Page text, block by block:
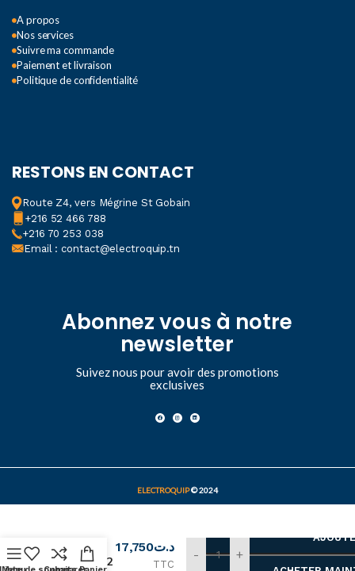
A propos
Nos services
Suivre ma commande
Paiement et livraison
Politique de confidentialité
RESTONS EN CONTACT
Route Z4, vers Mégrine St Gobain
+216 52 466 788
+216 70 253 038
Email : contact@electroquip.tn
Abonnez vous à notre
newsletter
Suivez nous pour avoir des promotions
exclusives
ELECTROQUIP© 2024
plastique
rouge Ø 22
د.ت17,750
TTC
- +